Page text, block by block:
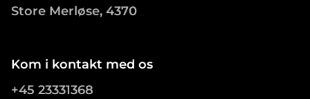
Store Merløse, 4370
Kom i kontakt med os
+45 23331368